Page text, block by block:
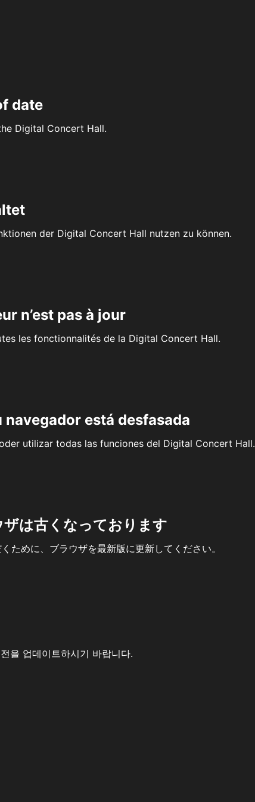
date
Digital Concert Hall.
der Digital Concert Hall nutzen zu können.
n’est pas à jour
les fonctionnalités de la Digital Concert Hall.
está desfasada
utilizar todas las funciones del Digital Concert Hall.
は古くなっております
ために、ブラウザを最新版に更新してください。
을 업데이트하시기 바랍니다.